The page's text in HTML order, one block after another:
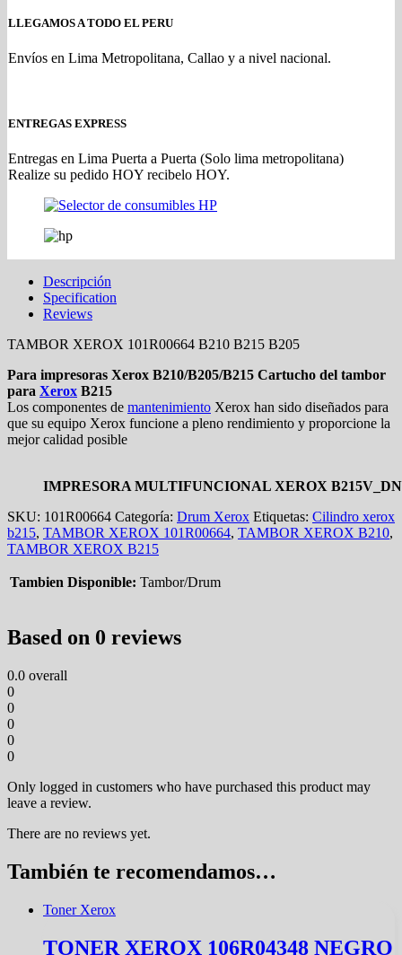
LLEGAMOS A TODO EL PERU
Envíos en Lima Metropolitana, Callao y a nivel nacional.
ENTREGAS EXPRESS
Entregas en Lima Puerta a Puerta (Solo lima metropolitana)
Realize su pedido HOY recibelo HOY.
Descripción
Specification
Reviews
TAMBOR XEROX 101R00664 B210 B215 B205
Para impresoras Xerox B210/B205/B215 Cartucho del tambor
para Xerox B215
Los componentes de mantenimiento Xerox han sido diseñados para
que su equipo Xerox funcione a pleno rendimiento y proporcione la
mejor calidad posible
IMPRESORA MULTIFUNCIONAL XEROX
SKU: 101R00664 Categoría: Drum Xerox Etiquetas: Cilindro xerox
b215, TAMBOR XEROX 101R00664, TAMBOR XEROX B210,
TAMBOR XEROX B215
Tambien Disponible: Tambor/Drum
Based on 0 reviews
0.0 overall
0
0
0
0
0
Only logged in customers who have purchased this product may
leave a review.
There are no reviews yet.
También te recomendamos…
Toner Xerox
TONER XEROX 106R04348 NEGRO